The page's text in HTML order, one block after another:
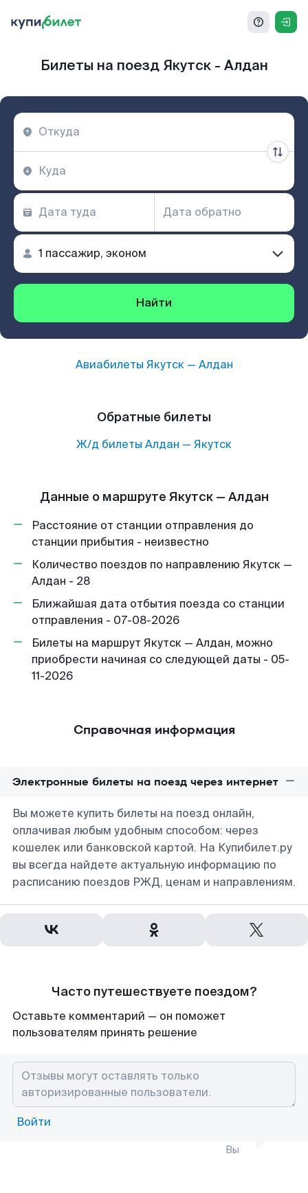
Билеты на поезд Якутск - Алдан
Найти
Авиабилеты Якутск— Алдан
Обратные билеты
Ж/д билеты Алдан — Якутск
Данные о маршруте Якутск — Алдан
Расстояние от станции отправления до
станции прибытия - неизвестно
Количество поездов по направлению Якутск —
Алдан - 28
Ближайшая дата отбытия поезда со станции
отправления - 07-08-2026
Билеты на маршрут Якутск — Алдан, можно
приобрести начиная со следующей даты - 05-
11-2026
Справочная информация
Электронные билеты на поезд через интернет
Вы можете купить билеты на поезд онлайн,
оплачивая любым удобным способом: через
кошелек или банковской картой. На Купибилет.ру
вы всегда найдете актуальную информацию по
расписанию поездов РЖД, ценам и направлениям.
Часто путешествуете поездом?
Оставьте комментарий — он поможет
пользователям принять решение
Войти
Вы